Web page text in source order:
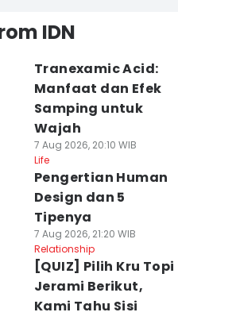
IDN
Tranexamic Acid:
Manfaat dan Efek
Samping untuk
Wajah
7 Aug 2026, 20:10 WIB
Life
Pengertian Human
Design dan 5
Tipenya
7 Aug 2026, 21:20 WIB
Relationship
[QUIZ] Pilih Kru Topi
Jerami Berikut,
Kami Tahu Sisi